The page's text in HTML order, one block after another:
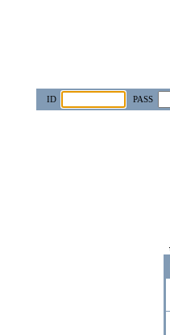
ID PASS